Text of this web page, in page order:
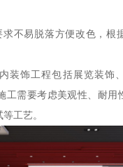
不易脱落方便改色，根
装饰工程包括展览装饰
工需要考虑美观性、耐用
工艺。